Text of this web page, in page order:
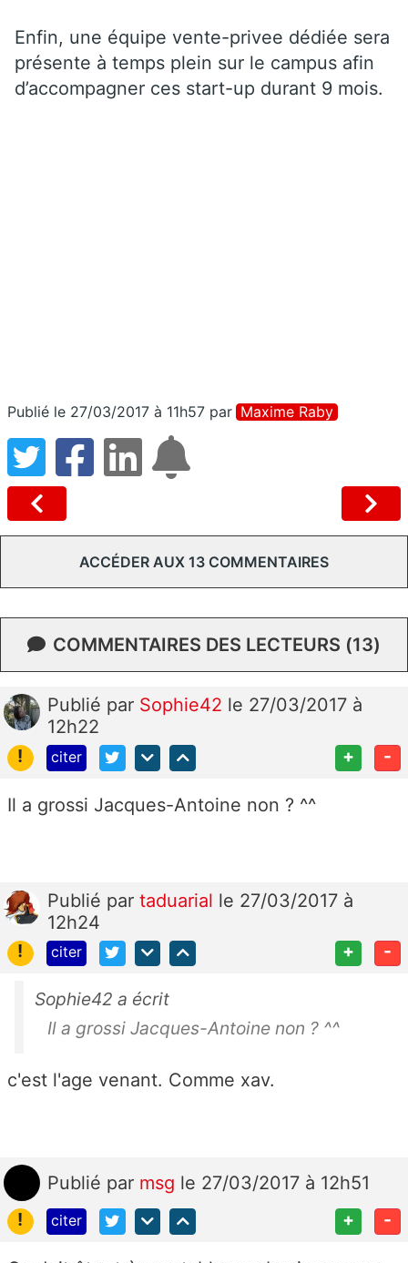
Enfin, une équipe vente-privee dédiée sera
présente à temps plein sur le campus afin
d’accompagner ces start-up durant 9 mois.
Publié le 27/03/2017 à 11h57 par Maxime Raby
ACCÉDER AUX 13 COMMENTAIRES
COMMENTAIRES DES LECTEURS (13)
Publié par Sophie42 le 27/03/2017 à
12h22
!
citer + -
Il a grossi Jacques-Antoine non ? ^^
Publié par taduarial le 27/03/2017 à
12h24
!
citer + -
Sophie42 a écrit
Il a grossi Jacques-Antoine non ? ^^
c'est l'age venant. Comme xav.
Publié par msg le 27/03/2017 à 12h51
!
citer + -